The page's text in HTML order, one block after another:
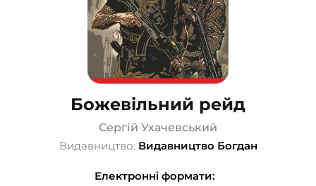
Божевільний рейд
Сергій Ухачевський
Видавництво: Видавництво Богдан
Електронні формати: